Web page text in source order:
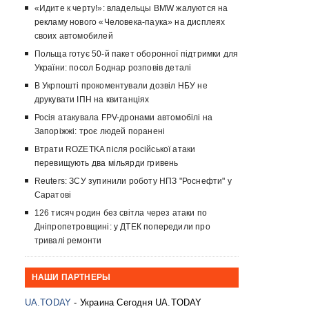
«Идите к черту!»: владельцы BMW жалуются на
рекламу нового «Человека-паука» на дисплеях
своих автомобилей
Польща готує 50-й пакет оборонної підтримки для
України: посол Боднар розповів деталі
В Укрпошті прокоментували дозвіл НБУ не
друкувати ІПН на квитанціях
Росія атакувала FPV-дронами автомобілі на
Запоріжжі: троє людей поранені
Втрати ROZETKA після російської атаки
перевищують два мільярди гривень
Reuters: ЗСУ зупинили роботу НПЗ "Роснефти" у
Саратові
126 тисяч родин без світла через атаки по
Дніпропетровщині: у ДТЕК попередили про
тривалі ремонти
НАШИ ПАРТНЕРЫ
UA.TODAY - Украина Сегодня UA.TODAY